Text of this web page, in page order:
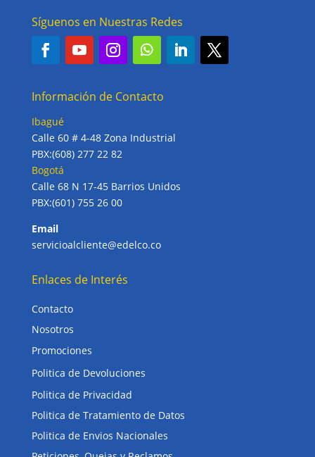
Síguenos en Nuestras Redes
Información de Contacto
Ibagué
Calle 60 # 4-48 Zona Industrial
PBX:(608) 277 22 82
Bogotá
Calle 68 N 17-45 Barrios Unidos
PBX:(601) 755 26 00
Email
servicioalcliente@edelco.co
Enlaces de Interés
Contacto
Nosotros
Promociones
Politica de Devoluciones
Politica de Privacidad
Politica de Tratamiento de Datos
Politica de Envios Nacionales